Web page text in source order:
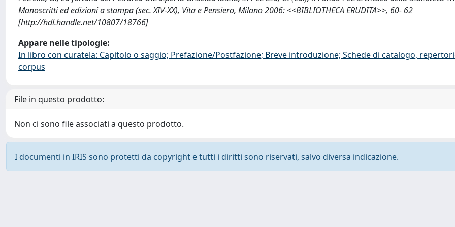
Manoscritti ed edizioni a stampa (sec. XIV-XX), Vita e Pensiero, Milano 2006: <<BIBLIOTHECA ERUDITA>>, 60- 62
[http://hdl.handle.net/10807/18766]
Appare nelle tipologie:
In libro con curatela: Capitolo o saggio; Prefazione/Postfazione; Breve introduzione; Schede di catalogo,
corpus
File in questo prodotto:
Non ci sono file associati a questo prodotto.
I documenti in IRIS sono protetti da copyright e tutti i diritti sono riservati, salvo diversa indicazione.